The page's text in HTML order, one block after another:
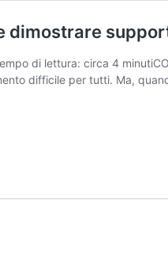
dimostrare
di lettura: circa 4
difficile per tutti. Ma,